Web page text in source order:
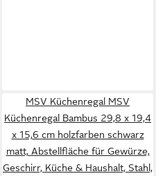
MSV Küchenregal MSV
Küchenregal Bambus 29,8 x 19,4
x 15,6 cm holzfarben schwarz
matt, Abstellfläche für Gewürze,
Geschirr, Küche & Haushalt, Stahl,